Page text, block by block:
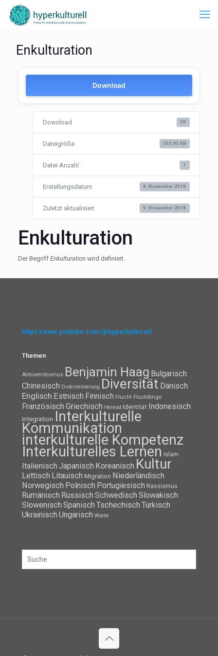
Enkulturation
Download
Download 59
Dateigröße 303.95 KB
Datei-Anzahl 1
Erstellungsdatum 9. November 2018
Zuletzt aktualisiert 9. November 2018
Enkulturation
Der Begriff Enkulturationwird definiert.
https://www.youtube.com/@hyperkulturell
Themen
Antisemitismus Benjamin Haag Bulgarisch
Chinesisch Diskriminierung Diversität Dänisch
Englisch Estnisch Finnisch Flucht Flüchtlinge
Französisch Griechisch Heimat Identität Indonesisch
Integration Interkulturelle
Kommunikation
interkulturelle Kompetenz
Interkulturelles Lernen Islam
Italienisch Japanisch Koreanisch Kultur
Lettisch Litauisch Migration Niederländisch
Norwegisch Polnisch Portugiesisch Rassismus
Rumänisch Russisch Schwedisch Slowakisch
Slowenisch Spanisch Tschechisch Türkisch
Ukrainisch Ungarisch Werte